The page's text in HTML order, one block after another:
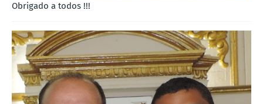
Obrigado a todos !!!